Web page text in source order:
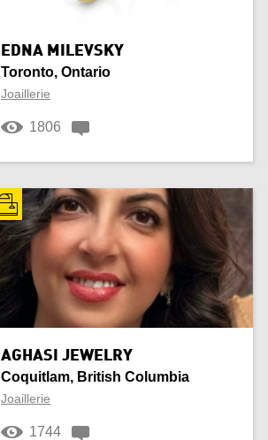
Cérémonial/Religieux
citoyen
Coton
Décoration
Femme
Fourrure et poils d’animaux
Inuit et autochtone
Montre
Os
EDNA MILEVSKY
Toronto, Ontario
Joaillerie
1806
AGHASI JEWELRY
Coquitlam, British Columbia
Joaillerie
1744